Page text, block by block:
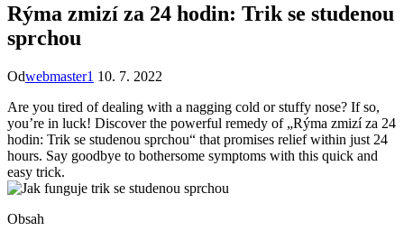
Rýma zmizí za 24 hodin: Trik se studenou
sprchou
Odwebmaster1 10. 7. 2022
Are you tired of dealing with a nagging cold or stuffy nose? If so,
you’re in luck! Discover the powerful remedy of „Rýma zmizí za 24
hodin: Trik se studenou sprchou“ that promises relief within just 24
hours. Say goodbye to bothersome symptoms with this quick and
easy trick.
Obsah